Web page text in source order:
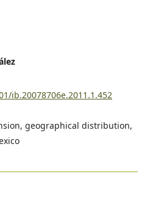
ib.20078706e.2011.1.452
geographical distribution,